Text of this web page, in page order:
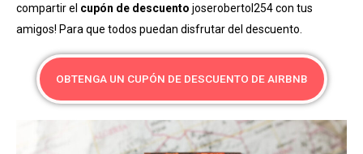
compartir el cupón de descuento joserobertol254 con tus
amigos! Para que todos puedan disfrutar del descuento.
OBTENGA UN CUPÓN DE DESCUENTO DE AIRBNB